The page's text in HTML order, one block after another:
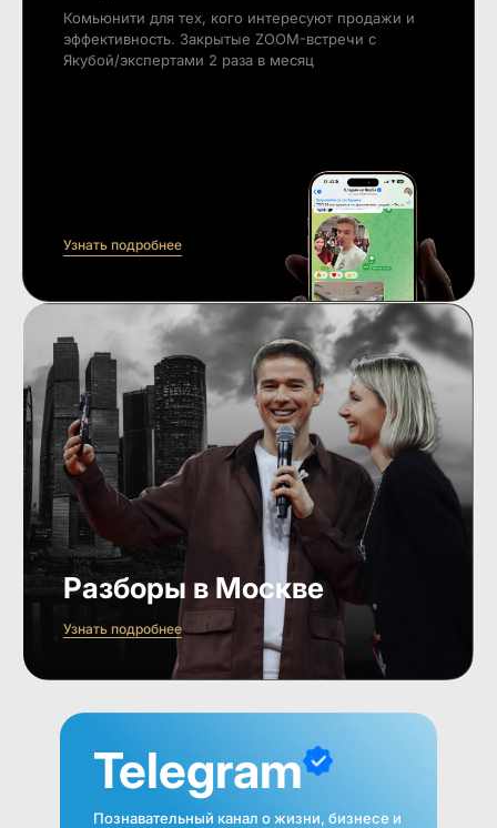
Комьюнити для тех, кого интересуют продажи и
эффективность. Закрытые ZOOM-встречи с
Якубой/экспертами 2 раза в месяц
Узнать подробнее
Разборы в Москве
Узнать подробнее
Telegram
Познавательный канал о жизни, бизнесе и